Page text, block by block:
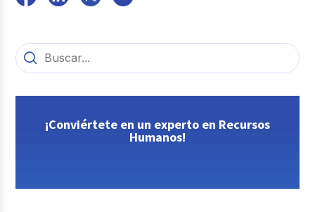
¡Conviértete en un experto en Recursos
Humanos!